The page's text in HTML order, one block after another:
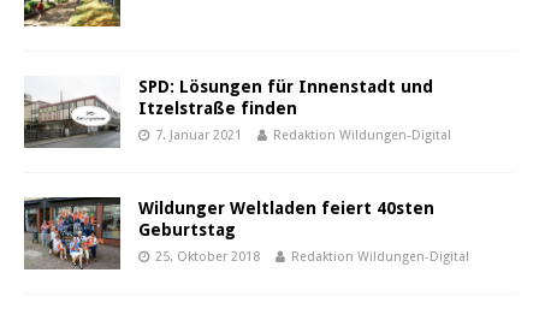
SPD: Lösungen für Innenstadt und
Itzelstraße finden
7. Januar 2021 Redaktion Wildungen-Digital
Wildunger Weltladen feiert 40sten
Geburtstag
25. Oktober 2018 Redaktion Wildungen-Digital